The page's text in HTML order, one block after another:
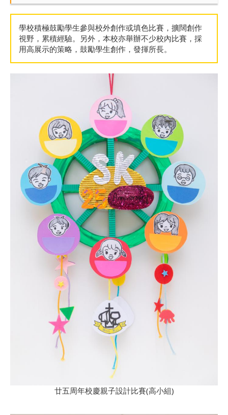
學校積極鼓勵學生參與校外創作或填色比賽，擴闊創作
視野，累積經驗。另外，本校亦舉辦不少校內比賽，採
用高展示的策略，鼓勵學生創作，發揮所長。
廿五周年校慶親子設計比賽(高小組)